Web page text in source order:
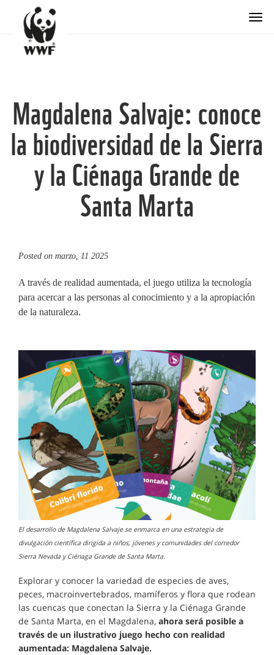
Magdalena Salvaje: conoce
la biodiversidad de la Sierra
y la Ciénaga Grande de
Santa Marta
Posted on marzo, 11 2025
A través de realidad aumentada, el juego utiliza la tecnología
para acercar a las personas al conocimiento y a la apropiación
de la naturaleza.
El desarrollo de Magdalena Salvaje se enmarca en una estrategia de
divulgación científica dirigida a niños, jóvenes y comunidades del corredor
Sierra Nevada y Ciénaga Grande de Santa Marta.
Explorar y conocer la variedad de especies de aves,
peces, macroinvertebrados, mamíferos y flora que rodean
las cuencas que conectan la Sierra y la Ciénaga Grande
de Santa Marta, en el Magdalena, ahora será posible a
través de un ilustrativo juego hecho con realidad
aumentada: Magdalena Salvaje.